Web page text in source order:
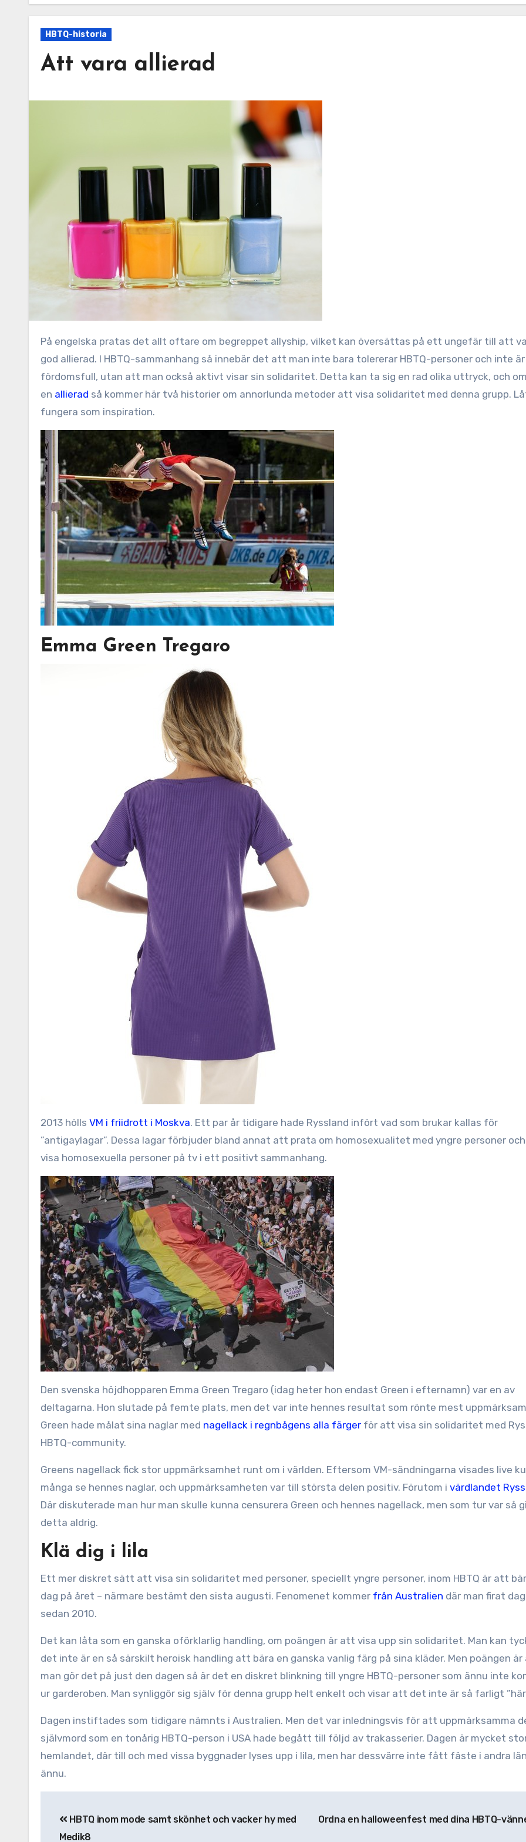
HBTQ-historia
Att vara allierad
På engelska pratas det allt oftare om begreppet allyship, vilket kan översättas på ett ungefär till att vara en
god allierad. I HBTQ-sammanhang så innebär det att man inte bara tolererar HBTQ-personer och inte är
fördomsfull, utan att man också aktivt visar sin solidaritet. Detta kan ta sig en rad olika uttryck, och
en allierad så kommer här två historier om annorlunda metoder att visa solidaritet med denna grupp.
fungera som inspiration.
Emma Green Tregaro
2013 hölls VM i friidrott i Moskva. Ett par år tidigare hade Ryssland infört vad som brukar kallas för
”antigaylagar”. Dessa lagar förbjuder bland annat att prata om homosexualitet med yngre personer
visa homosexuella personer på tv i ett positivt sammanhang.
Den svenska höjdhopparen Emma Green Tregaro (idag heter hon endast Green i efternamn) var en av
deltagarna. Hon slutade på femte plats, men det var inte hennes resultat som rönte mest
Green hade målat sina naglar med nagellack i regnbågens alla färger för att visa sin solidaritet med
HBTQ-community.
Greens nagellack fick stor uppmärksamhet runt om i världen. Eftersom VM-sändningarna visades live
många se hennes naglar, och uppmärksamheten var till största delen positiv. Förutom i värdlandet
Där diskuterade man hur man skulle kunna censurera Green och hennes nagellack, men som tur var så
detta aldrig.
Klä dig i lila
Ett mer diskret sätt att visa sin solidaritet med personer, speciellt yngre personer, inom HBTQ är att
dag på året – närmare bestämt den sista augusti. Fenomenet kommer från Australien där man firat
sedan 2010.
Det kan låta som en ganska oförklarlig handling, om poängen är att visa upp sin solidaritet. Man kan
det inte är en så särskilt heroisk handling att bära en ganska vanlig färg på sina kläder. Men poängen
man gör det på just den dagen så är det en diskret blinkning till yngre HBTQ-personer som ännu inte
ur garderoben. Man synliggör sig själv för denna grupp helt enkelt och visar att det inte är så farligt ”här
Dagen instiftades som tidigare nämnts i Australien. Men det var inledningsvis för att uppmärksamma
självmord som en tonårig HBTQ-person i USA hade begått till följd av trakasserier. Dagen är mycket
hemlandet, där till och med vissa byggnader lyses upp i lila, men har dessvärre inte fått fäste i andra
ännu.
HBTQ inom mode samt skönhet och vacker hy med
Medik8
Ordna en halloweenfest med dina HBTQ-